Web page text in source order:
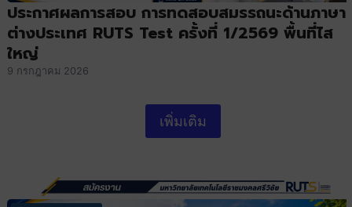
ประกาศผลการสอบ การทดสอบสมรรถนะด้านภาษา
ต่างประเทศ RUTS Test ครั้งที่ 1/2569 พื้นที่ไส
ใหญ่
9 กรกฎาคม 2026
เพิ่มเติม